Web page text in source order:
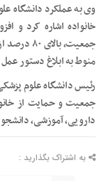
وی به عملکرد دانشگاه
خانواده اشاره کرد و
جمعیت،
منوط به ابلاغ دستور
رئیس دانشگاه علوم
جمعیت و حمایت از
دارویی، آموزشی،
به اشتراک بگذارید :